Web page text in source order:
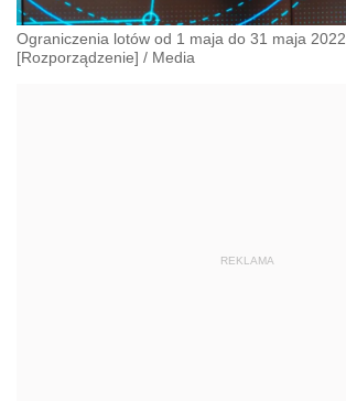
Ograniczenia lotów od 1 maja do 31 maja 2022
[Rozporządzenie] / Media